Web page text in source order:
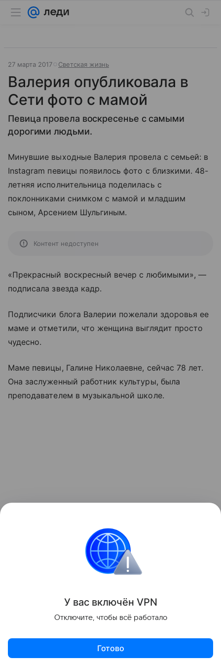
27 марта 2017 Светская жизнь
Валерия опубликовала в
Сети фото с мамой
Певица провела воскресенье с самыми
дорогими людьми.
Минувшие выходные Валерия провела с семьей: в
Instagram певицы появилось фото с близкими. 48-
летняя исполнительница поделилась с
поклонниками снимком с мамой и младшим
сыном, Арсением Шульгиным.
Контент недоступен
«Прекрасный воскресный вечер с любимыми», —
подписала звезда кадр.
Подписчики блога Валерии пожелали здоровья ее
маме и отметили, что женщина выглядит просто
чудесно.
Маме певицы, Галине Николаевне, сейчас 78 лет.
Она заслуженный работник культуры, была
преподавателем в музыкальной школе.
У вас включён VPN
Отключите, чтобы всё работало
Готово